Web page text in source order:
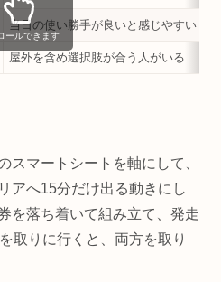
当日の使い勝手が良いと感じやすい
屋外を含め選択肢が合う人がいる
ールできます
スマートシートを軸にして、
アへ15分だけ出る動きにし
を落ち着いて組み立て、発走
取りに行くと、両方を取り